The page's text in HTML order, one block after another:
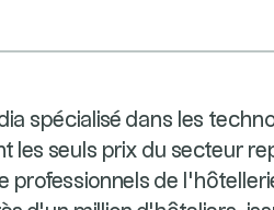
spécialisé dans les
les seuls prix du secteur
professionnels de